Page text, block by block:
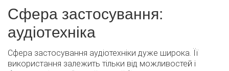
Сфера застосування:
аудіотехніка
Сфера застосування аудіотехніки дуже широка. Її
використання залежить тільки від можливостей і